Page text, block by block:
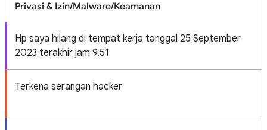
Privasi & Izin/Malware/Keamanan
Hp saya hilang di tempat kerja tanggal 25 September
2023 terakhir jam 9.51
Terkena serangan hacker